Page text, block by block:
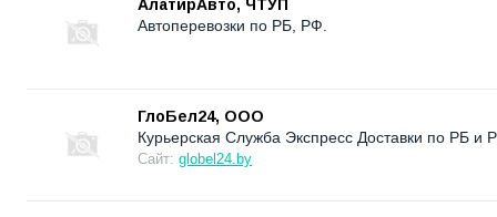
АлатирАвто, ЧТУП
Автоперевозки по РБ, РФ.
ГлоБел24, ООО
Курьерская Служба Экспресс Доставки по РБ и
Сайт: globel24.by